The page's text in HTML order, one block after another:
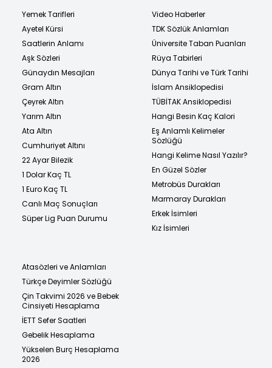
Yemek Tarifleri
Ayetel Kürsi
Saatlerin Anlamı
Aşk Sözleri
Günaydın Mesajları
Gram Altın
Çeyrek Altın
Yarım Altın
Ata Altın
Cumhuriyet Altını
22 Ayar Bilezik
1 Dolar Kaç TL
1 Euro Kaç TL
Canlı Maç Sonuçları
Süper Lig Puan Durumu
Video Haberler
TDK Sözlük Anlamları
Üniversite Taban Puanları
Rüya Tabirleri
Dünya Tarihi ve Türk Tarihi
İslam Ansiklopedisi
TÜBİTAK Ansiklopedisi
Hangi Besin Kaç Kalori
Eş Anlamlı Kelimeler
Sözlüğü
Hangi Kelime Nasıl Yazılır?
En Güzel Sözler
Metrobüs Durakları
Marmaray Durakları
Erkek İsimleri
Kız İsimleri
Atasözleri ve Anlamları
Türkçe Deyimler Sözlüğü
Çin Takvimi 2026 ve Bebek
Cinsiyeti Hesaplama
İETT Sefer Saatleri
Gebelik Hesaplama
Yükselen Burç Hesaplama
2026